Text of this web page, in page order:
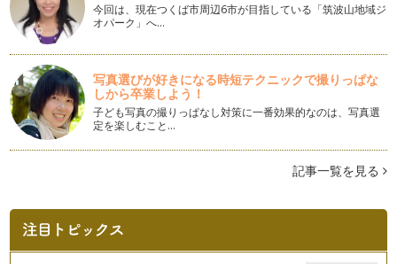
コーヒーの値段の違いの話
お野菜と同じように、コーヒーにも”等級”というものがありま
す。 …
妊娠中のカフェイン摂取で起こる事
妊娠すると、カフェインは取るのをやめる！ 私は、何故かそ
れだけは、妊娠する前から知っていた…
カフェインの体内道筋を知っておきましょう
コーヒー、紅茶、コーラなどに含まれるカフェイン。 妊娠中
カフェインと睡眠の関係性のはなし
お客様から、「寝るのには、カフェインレスが良いですよね」
今回は、現在つくば市周辺6市が目指している「筑波山地域ジ
オパーク」へ…
写真選びが好きになる時短テクニックで撮りっぱな
しから卒業しよう！
子ども写真の撮りっぱなし対策に一番効果的なのは、写真選
定を楽しむこと…
記事一覧を見る